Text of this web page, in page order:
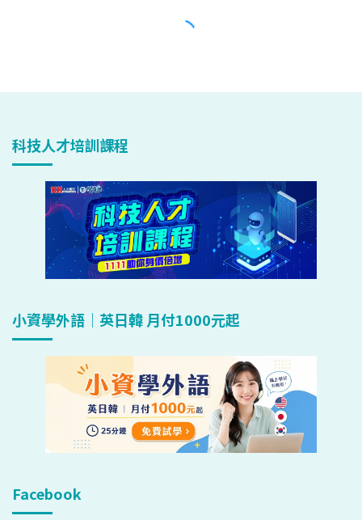
科技人才培訓課程
小資學外語｜英日韓 月付1000元起
Facebook